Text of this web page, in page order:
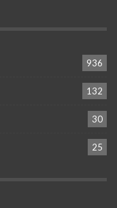
936
132
30
25